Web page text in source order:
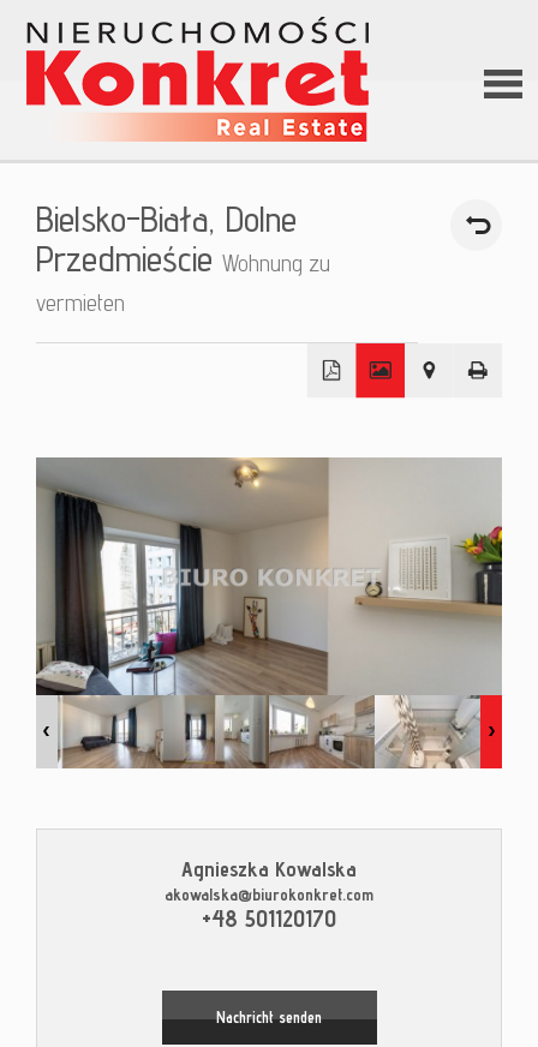
Home
Bielsko-Biała, Dolne
Przedmieście Wohnung zu
vermieten
−
Leaflet © MapTiler©
Agnieszka Kowalska
akowalska@biurokonkret.com
+48 501120170
Nachricht senden